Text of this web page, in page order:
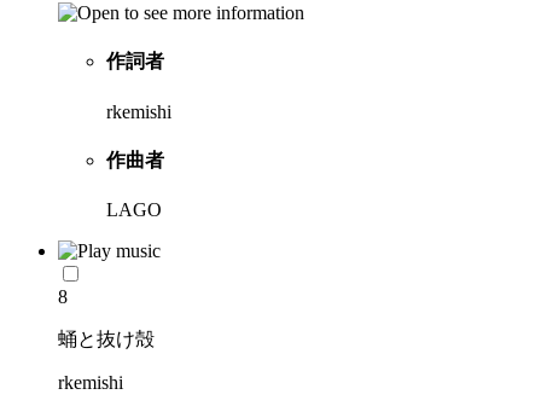
作詞者
rkemishi
作曲者
LAGO
8
蛹と抜け殻
rkemishi